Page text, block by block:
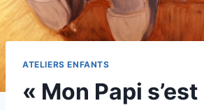
ATELIERS ENFANTS
« Mon Papi s’est